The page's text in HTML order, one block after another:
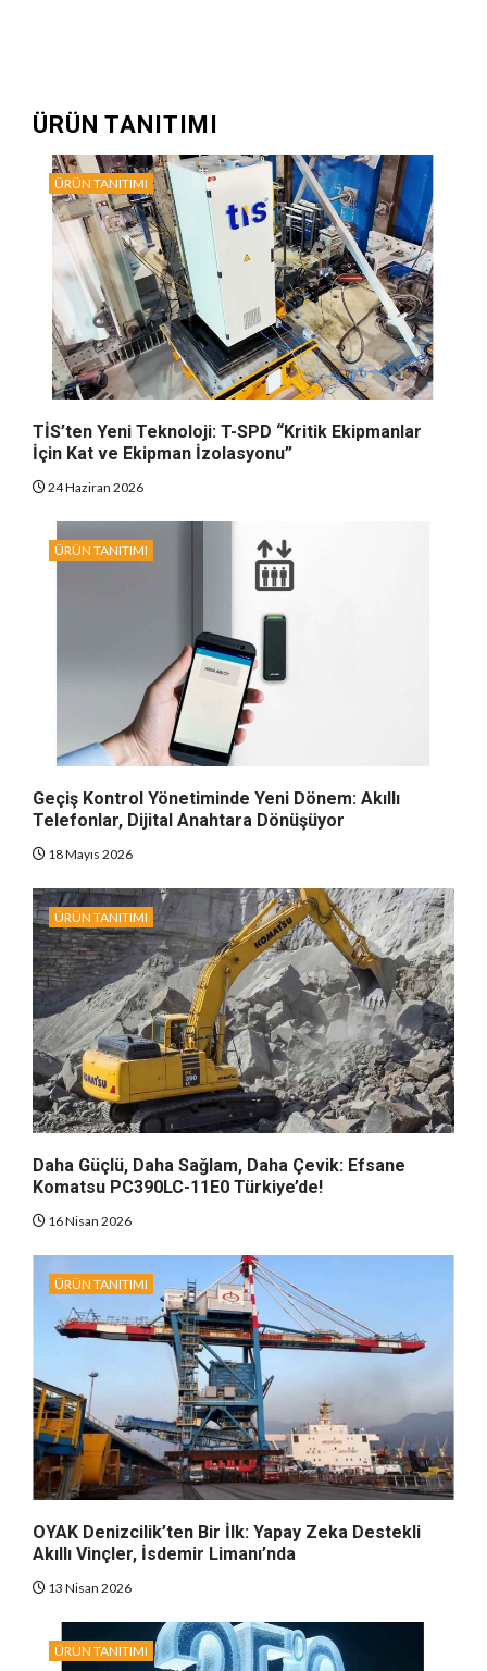
ÜRÜN TANITIMI
ÜRÜN TANITIMI
TİS’ten Yeni Teknoloji: T-SPD “Kritik Ekipmanlar
İçin Kat ve Ekipman İzolasyonu”
24 Haziran 2026
ÜRÜN TANITIMI
Geçiş Kontrol Yönetiminde Yeni Dönem: Akıllı
Telefonlar, Dijital Anahtara Dönüşüyor
18 Mayıs 2026
ÜRÜN TANITIMI
Daha Güçlü, Daha Sağlam, Daha Çevik: Efsane
Komatsu PC390LC-11E0 Türkiye’de!
16 Nisan 2026
ÜRÜN TANITIMI
OYAK Denizcilik’ten Bir İlk: Yapay Zeka Destekli
Akıllı Vinçler, İsdemir Limanı’nda
13 Nisan 2026
ÜRÜN TANITIMI